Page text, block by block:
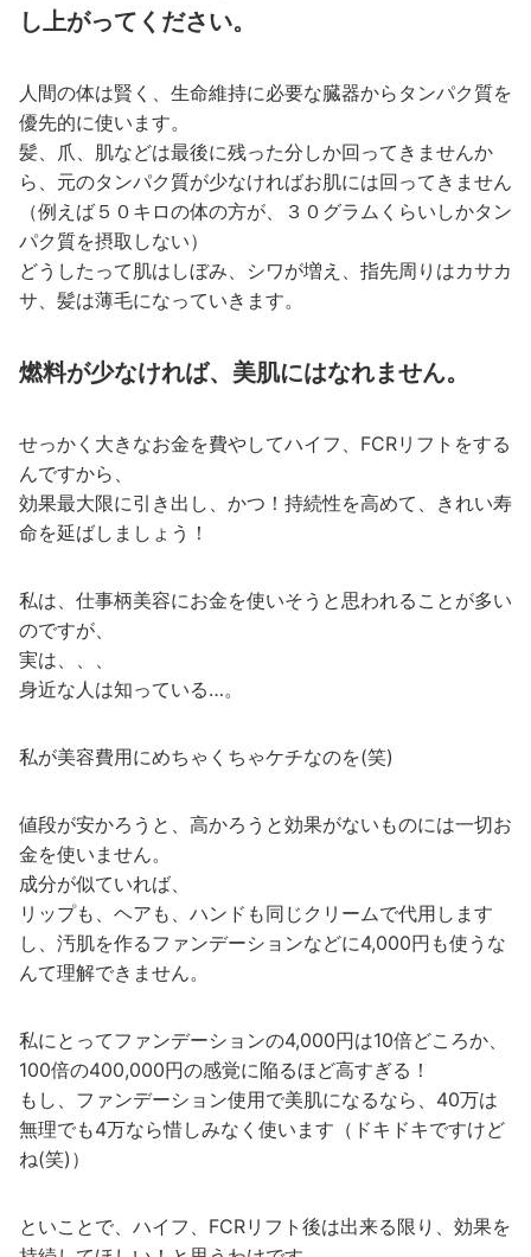
し上がってください。
人間の体は賢く、生命維持に必要な臓器からタンパク質を
優先的に使います。
髪、爪、肌などは最後に残った分しか回ってきませんか
ら、元のタンパク質が少なければお肌には回ってきません
（例えば５０キロの体の方が、３０グラムくらいしかタン
パク質を摂取しない）
どうしたって肌はしぼみ、シワが増え、指先周りはカサカ
サ、髪は薄毛になっていきます。
燃料が少なければ、美肌にはなれません。
せっかく大きなお金を費やしてハイフ、FCRリフトをする
んですから、
効果最大限に引き出し、かつ！持続性を高めて、きれい寿
命を延ばしましょう！
私は、仕事柄美容にお金を使いそうと思われることが多い
のですが、
実は、、、
身近な人は知っている…。
私が美容費用にめちゃくちゃケチなのを(笑)
値段が安かろうと、高かろうと効果がないものには一切お
金を使いません。
成分が似ていれば、
リップも、ヘアも、ハンドも同じクリームで代用します
し、汚肌を作るファンデーションなどに4,000円も使うな
んて理解できません。
私にとってファンデーションの4,000円は10倍どころか、
100倍の400,000円の感覚に陥るほど高すぎる！
もし、ファンデーション使用で美肌になるなら、40万は
無理でも4万なら惜しみなく使います（ドキドキですけど
ね(笑)）
といことで、ハイフ、FCRリフト後は出来る限り、効果を